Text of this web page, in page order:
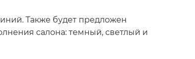
Также будет предложен
салона: темный, светлый и